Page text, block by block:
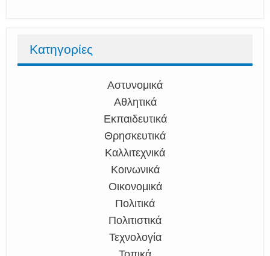
Κατηγορίες
Αστυνομικά
Αθλητικά
Εκπαιδευτικά
Θρησκευτικά
Καλλιτεχνικά
Κοινωνικά
Οικονομικά
Πολιτικά
Πολιτιστικά
Τεχνολογία